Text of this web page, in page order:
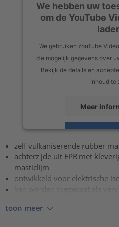
We hebben uw
om de YouTube
We gebruiken YouTube
die mogelijk gegevens over
Bekijk de details en
inhoud te
Meer
powered byUsercentrics
zelf vulkaniserende rubber
achterzijde uit EPR met
masticlijm
ontwikkeld voor elektrische
toon meer